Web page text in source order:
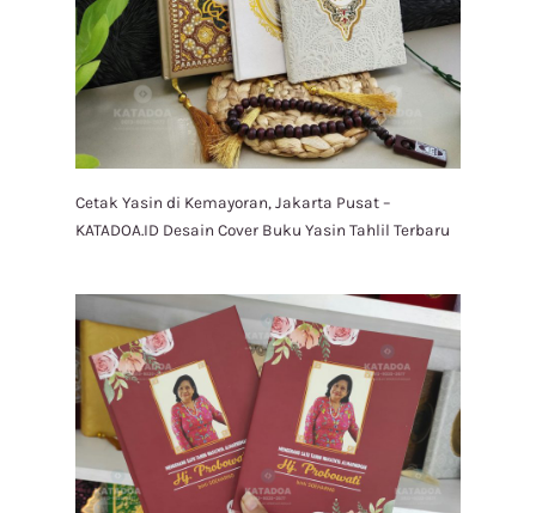
Cetak Yasin di Kemayoran, Jakarta Pusat –
KATADOA.ID Desain Cover Buku Yasin Tahlil Terbaru